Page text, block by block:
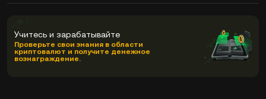
Учитесь и зарабатывайте
Проверьте свои знания в области
криптовалют и получите денежное
вознаграждение.